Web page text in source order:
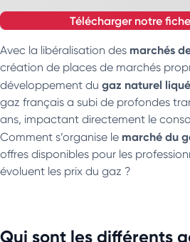
Télécharger notre
Avec la libéralisation des marchés
création de places de marchés
développement du gaz naturel
gaz français a subi de profondes
ans, impactant directement le
Comment s’organise le marché du
offres disponibles pour les
évoluent les prix du gaz ?
Qui sont les différents